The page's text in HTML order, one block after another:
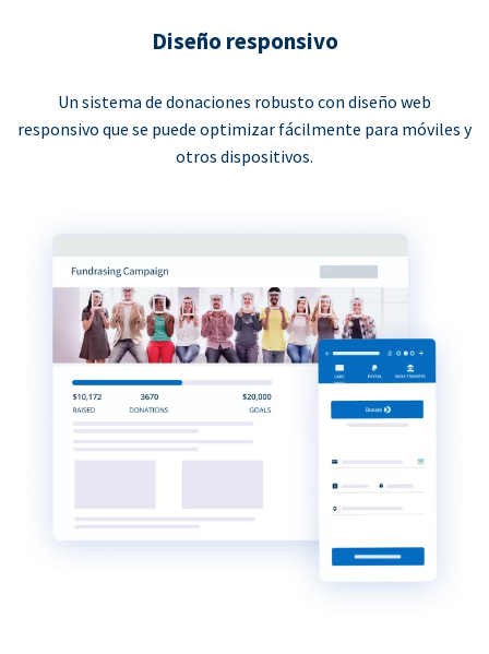
Diseño responsivo
Un sistema de donaciones robusto con diseño web
responsivo que se puede optimizar fácilmente para móviles y
otros dispositivos.